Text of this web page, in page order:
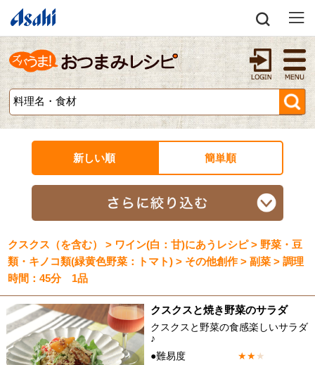
新しい順 簡単順
クスクス（を含む） > ワイン(白：甘)にあうレシピ > 野菜・豆
類・キノコ類(緑黄色野菜：トマト) > その他創作 > 副菜 > 調理
時間：45分 1品
クスクスと焼き野菜のサラダ
クスクスと野菜の食感楽しいサラダ
♪
●難易度
★★★